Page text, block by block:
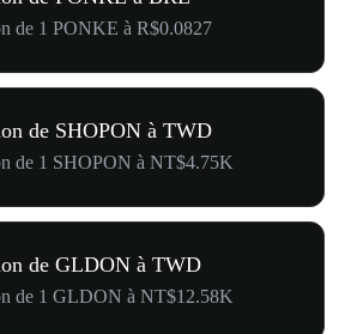
de 1 PONKE à R$0.0827
de SHOPON à TWD
de 1 SHOPON à NT$4.75K
de GLDON à TWD
de 1 GLDON à NT$12.58K